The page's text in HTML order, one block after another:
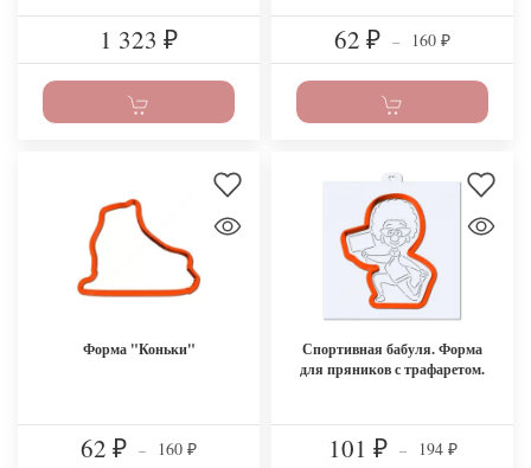
1 323 ₽ 62 ₽ – 160 ₽
Форма "Коньки"
62 ₽ – 160 ₽
Спортивная бабуля. Форма
для пряников с трафаретом.
101 ₽ – 194 ₽